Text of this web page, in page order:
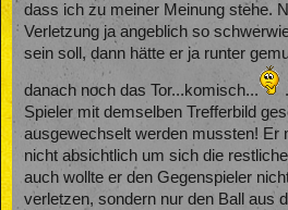
dass ich zu meiner Meinung stehe.
Verletzung ja angeblich so
sein soll, dann hätte er ja runter
danach noch das Tor...komisch...
Spieler mit demselben Trefferbild
ausgewechselt werden mussten! Er
nicht absichtlich um sich die
auch wollte er den Gegenspieler
verletzen, sondern nur den Ball aus